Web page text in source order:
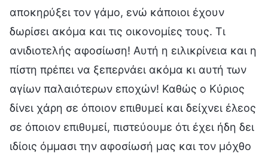
αποκηρύξει τον γάμο, ενώ κάποιοι έχουν
δωρίσει ακόμα και τις οικονομίες τους. Τι
ανιδιοτελής αφοσίωση! Αυτή η ειλικρίνεια και η
πίστη πρέπει να ξεπερνάει ακόμα κι αυτή των
αγίων παλαιότερων εποχών! Καθώς ο Κύριος
δίνει χάρη σε όποιον επιθυμεί και δείχνει έλεος
σε όποιον επιθυμεί, πιστεύουμε ότι έχει ήδη δει
ιδίοις όμμασι την αφοσίωσή μας και τον μόχθο